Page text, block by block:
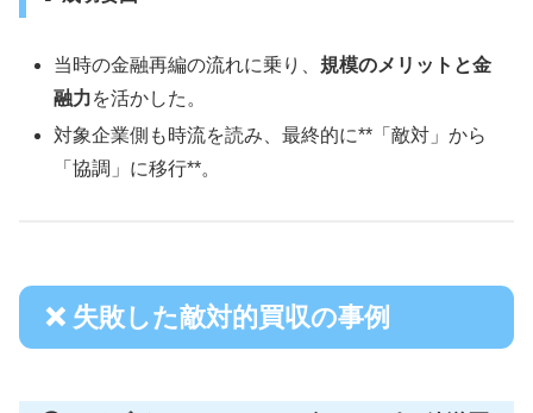
当時の金融再編の流れに乗り、 規模のメリットと金
融力を活かした。
対象企業側も時流を読み、最終的に**「敵対」から
「協調」に移行**。
❌ 失敗した敵対的買収の事例